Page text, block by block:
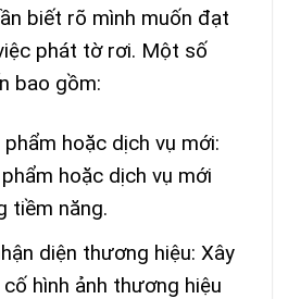
biết rõ mình muốn đạt
phát tờ rơi. Một số
bao gồm:
phẩm hoặc dịch vụ mới:
hoặc dịch vụ mới
tiềm năng.
diện thương hiệu: Xây
hình ảnh thương hiệu